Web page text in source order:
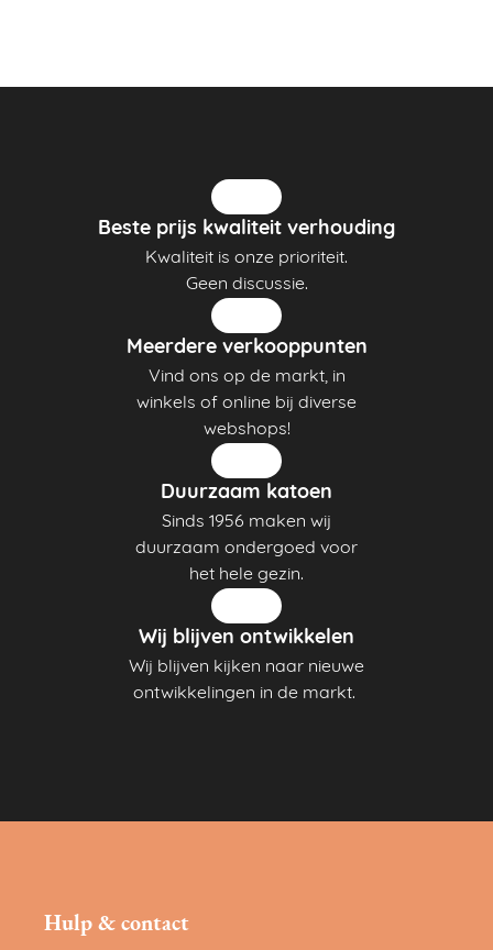
Beste prijs kwaliteit verhouding
Kwaliteit is onze prioriteit.
Geen discussie.
Meerdere verkooppunten
Vind ons op de markt, in
winkels of online bij diverse
webshops!
Duurzaam katoen
Sinds 1956 maken wij
duurzaam ondergoed voor
het hele gezin.
Wij blijven ontwikkelen
Wij blijven kijken naar nieuwe
ontwikkelingen in de markt.
Hulp & contact